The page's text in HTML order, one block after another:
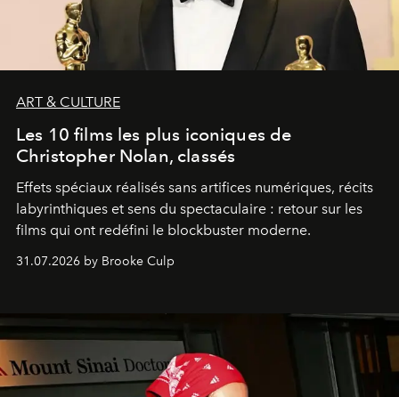
ART & CULTURE
Les 10 films les plus iconiques de
Christopher Nolan, classés
Effets spéciaux réalisés sans artifices numériques, récits
labyrinthiques et sens du spectaculaire : retour sur les
films qui ont redéfini le blockbuster moderne.
31.07.2026 by Brooke Culp